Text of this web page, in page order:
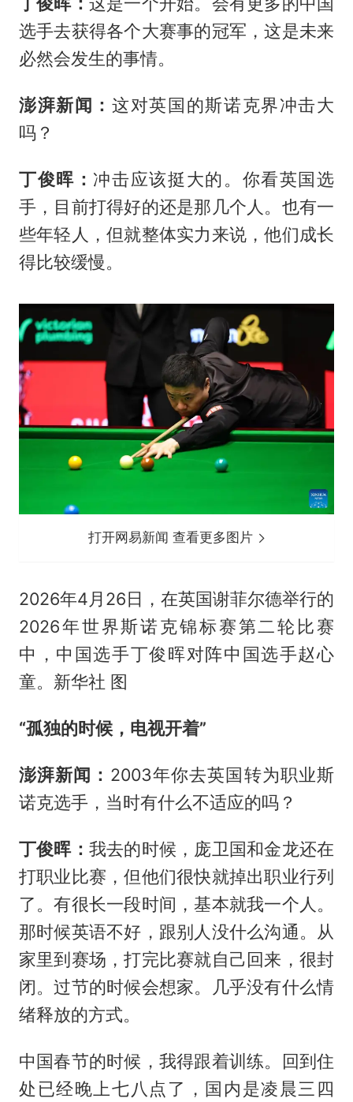
选手去获得各个大赛事的冠军，这是未来
必然会发生的事情。
澎湃新闻：这对英国的斯诺克界冲击大
吗？
丁俊晖： 冲击应该挺大的。你看英国选
手，目前打得好的还是那几个人。也有一
些年轻人，但就整体实力来说，他们成长
得比较缓慢。
打开网易新闻 查看更多图片
2026年4月26日，在英国谢菲尔德举行的
2026年世界斯诺克锦标赛第二轮比赛
中，中国选手丁俊晖对阵中国选手赵心
童。新华社 图
“孤独的时候，电视开着”
澎湃新闻： 2003年你去英国转为职业斯
诺克选手，当时有什么不适应的吗？
丁俊晖： 我去的时候，庞卫国和金龙还在
打职业比赛，但他们很快就掉出职业行列
了。有很长一段时间，基本就我一个人。
那时候英语不好，跟别人没什么沟通。从
家里到赛场，打完比赛就自己回来，很封
闭。过节的时候会想家。几乎没有什么情
绪释放的方式。
中国春节的时候，我得跟着训练。回到住
处已经晚上七八点了，国内是凌晨三四